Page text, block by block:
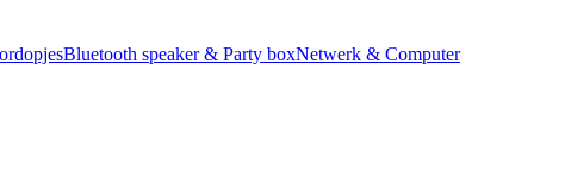
Bluetooth speaker & Party boxNetwerk & Computer